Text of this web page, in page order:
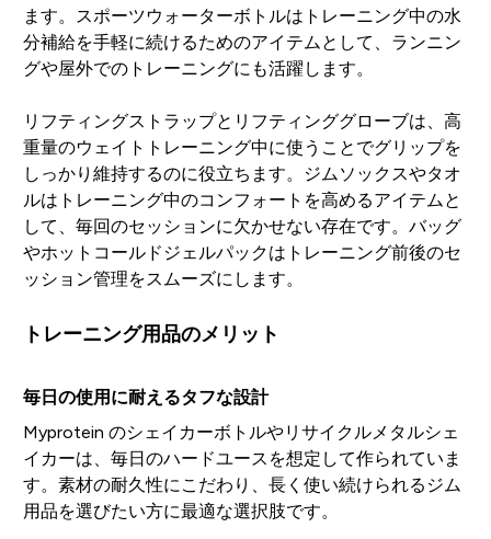
ます。スポーツウォーターボトルはトレーニング中の水
分補給を手軽に続けるためのアイテムとして、ランニン
グや屋外でのトレーニングにも活躍します。
リフティングストラップとリフティンググローブは、高
重量のウェイトトレーニング中に使うことでグリップを
しっかり維持するのに役立ちます。ジムソックスやタオ
ルはトレーニング中のコンフォートを高めるアイテムと
して、毎回のセッションに欠かせない存在です。バッグ
やホットコールドジェルパックはトレーニング前後のセ
ッション管理をスムーズにします。
トレーニング用品のメリット
毎日の使用に耐えるタフな設計
Myprotein のシェイカーボトルやリサイクルメタルシェ
イカーは、毎日のハードユースを想定して作られていま
す。素材の耐久性にこだわり、長く使い続けられるジム
用品を選びたい方に最適な選択肢です。